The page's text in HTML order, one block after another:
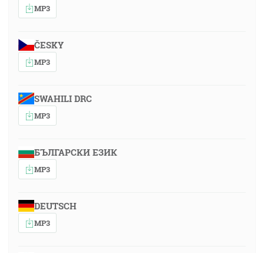
MP3
ČESKY
MP3
SWAHILI DRC
MP3
БЪЛГАРСКИ ЕЗИК
MP3
DEUTSCH
MP3